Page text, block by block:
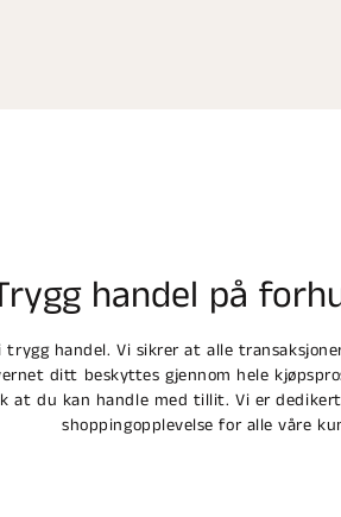
handel på
handel. Vi sikrer at alle
ditt beskyttes gjennom hele
at du kan handle med tillit. Vi er
shoppingopplevelse for alle våre